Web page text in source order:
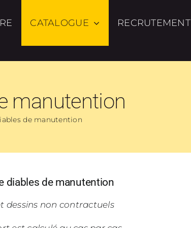
CATALOGUE RECRUTEMENT
manutention
de manutention
diables de manutention
dessins non contractuels